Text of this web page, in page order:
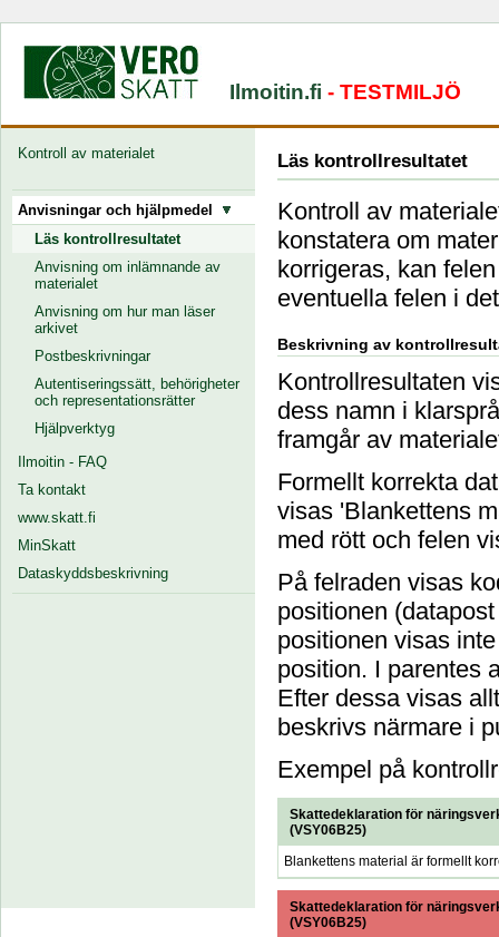
Ilmoitin.fi - TESTMILJÖ
Kontroll av materialet
Anvisningar och hjälpmedel
Läs kontrollresultatet
Anvisning om inlämnande av
materialet
Anvisning om hur man läser
arkivet
Postbeskrivningar
Autentiseringssätt, behörigheter
och representationsrätter
Hjälpverktyg
Ilmoitin - FAQ
Ta kontakt
www.skatt.fi
MinSkatt
Dataskyddsbeskrivning
Läs kontrollresultatet
Kontroll av
konstatera om
korrigeras, kan
eventuella felen i
Beskrivning av
Kontrollresultaten
dess namn i
framgår av
Formellt korrekta
visas 'Blankettens
med rött och felen
På felraden visas
positionen
positionen visas
position. I parentes
Efter dessa visas
beskrivs närmare i
Exempel på
Skattedeklaration för
(VSY06B25)
Blankettens material är formellt
Skattedeklaration för
(VSY06B25)